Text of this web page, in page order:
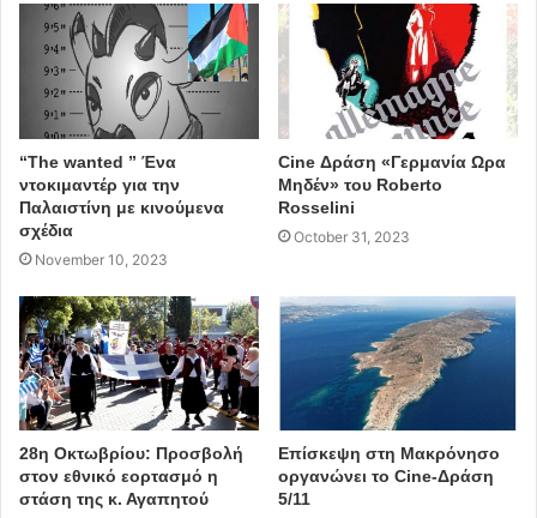
“The wanted ” Ένα
ντοκιμαντέρ για την
Παλαιστίνη με κινούμενα
σχέδια
November 10, 2023
Cine Δράση «Γερμανία Ωρα
Μηδέν» του Roberto
Rosselini
October 31, 2023
28η Οκτωβρίου: Προσβολή
στον εθνικό εορτασμό η
στάση της κ. Αγαπητού
Επίσκεψη στη Μακρόνησο
οργανώνει το Cine-Δράση
5/11